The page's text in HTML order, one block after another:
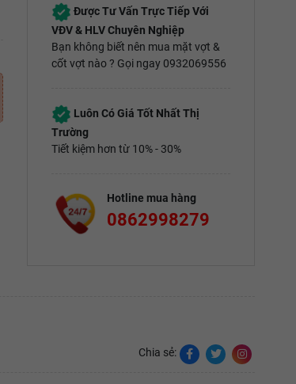
Được Tư Vấn Trực Tiếp Với
VĐV & HLV Chuyên Nghiệp
Bạn không biết nên mua mặt vợt &
cốt vợt nào ? Gọi ngay 0932069556
Luôn Có Giá Tốt Nhất Thị
Trường
Tiết kiệm hơn từ 10% - 30%
Hotline mua hàng
0862998279
Chia sẻ: